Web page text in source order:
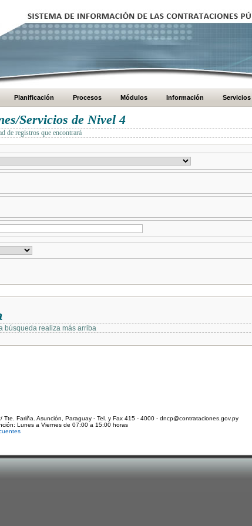
Planificación Procesos Módulos Información Servicios
Servicios de Nivel 4
de registros que encontrará
búsqueda realiza más arriba
Tte. Fariña. Asunción, Paraguay - Tel. y Fax 415 - 4000 - dncp@contrataciones.gov.py
Lunes a Viernes de 07:00 a 15:00 horas